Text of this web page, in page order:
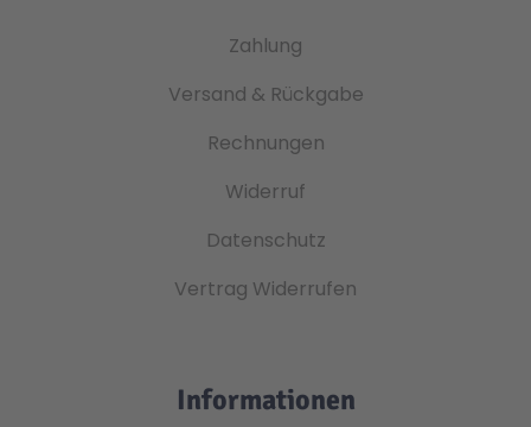
Zahlung
Versand & Rückgabe
Rechnungen
Widerruf
Datenschutz
Vertrag Widerrufen
Informationen